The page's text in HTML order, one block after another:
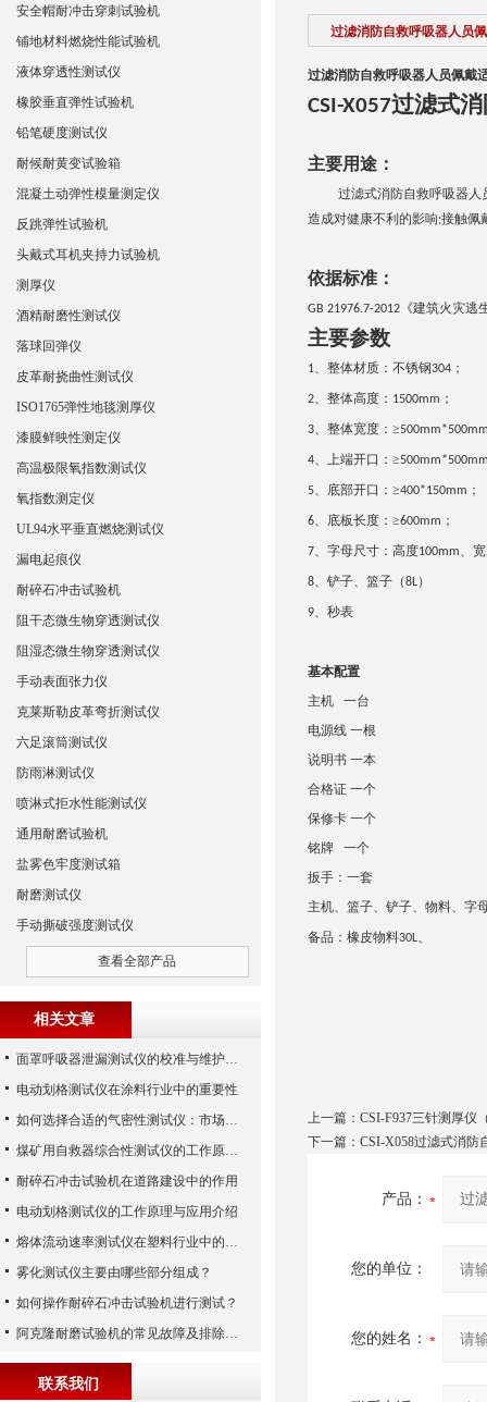
过滤消防自救呼吸器人员
过滤消防自救呼吸器人员佩戴
CSI-X057过滤式
主要用途：
过滤式消防自救呼吸器人
造成对健康不利的影响;接触佩
依据标准：
GB 21976.7-2012《建筑火灾逃
主要参数
1、整体材质：不锈钢304；
2、整体高度： 1500mm ；
3、整体宽度：≥
4、上端开口：≥
5、底部开口：≥400*150mm ；
6、底板长度：≥600mm ；
7、字母尺寸：高度100mm、
8、铲子、篮子（8L）
9、秒表
基本配置
主机 一台
电源线 一根
说明书 一本
合格证 一个
保修卡 一个
铭牌 一个
扳手：一套
主机、篮子、铲子、物料、字
备品：橡皮物料30L、
上一篇： CSI-F937三针测厚仪
下一篇： CSI-X058过滤式消防
产品：
您的单位：
您的姓名：
安全帽耐冲击穿刺试验机
铺地材料燃烧性能试验机
液体穿透性测试仪
橡胶垂直弹性试验机
铅笔硬度测试仪
耐候耐黄变试验箱
混凝土动弹性模量测定仪
反跳弹性试验机
头戴式耳机夹持力试验机
测厚仪
酒精耐磨性测试仪
落球回弹仪
皮革耐挠曲性测试仪
ISO1765弹性地毯测厚仪
漆膜鲜映性测定仪
高温极限氧指数测试仪
氧指数测定仪
UL94水平垂直燃烧测试仪
漏电起痕仪
耐碎石冲击试验机
阻干态微生物穿透测试仪
阻湿态微生物穿透测试仪
手动表面张力仪
克莱斯勒皮革弯折测试仪
六足滚筒测试仪
防雨淋测试仪
喷淋式拒水性能测试仪
通用耐磨试验机
盐雾色牢度测试箱
耐磨测试仪
手动撕破强度测试仪
查看全部产品
相关文章
面罩呼吸器泄漏测试仪的校准与维护技巧
电动划格测试仪在涂料行业中的重要性
如何选择合适的气密性测试仪：市场指南
煤矿用自救器综合性测试仪的工作原理与功能解析
耐碎石冲击试验机在道路建设中的作用
电动划格测试仪的工作原理与应用介绍
熔体流动速率测试仪在塑料行业中的应用
雾化测试仪主要由哪些部分组成？
如何操作耐碎石冲击试验机进行测试？
阿克隆耐磨试验机的常见故障及排除方法
联系我们